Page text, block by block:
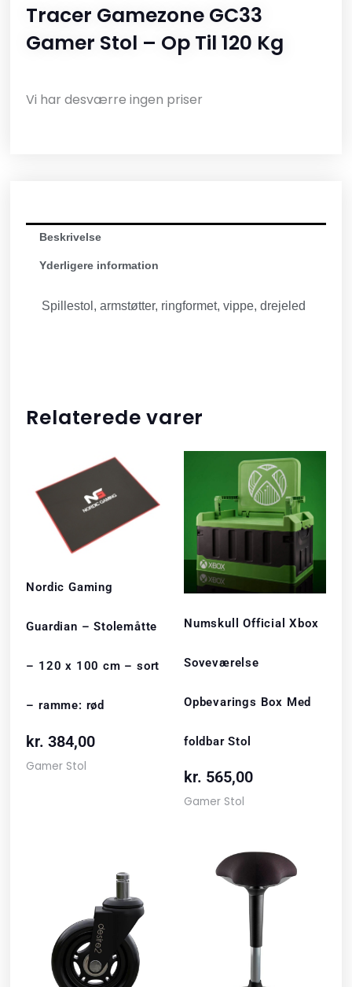
Tracer Gamezone GC33
Gamer Stol – Op Til 120 Kg
Vi har desværre ingen priser
Beskrivelse
Yderligere information
Spillestol, armstøtter, ringformet, vippe, drejeled
Relaterede varer
Nordic Gaming
Guardian – Stolemåtte
– 120 x 100 cm – sort
– ramme: rød
kr. 384,00
Gamer Stol
Numskull Official Xbox
Soveværelse
Opbevarings Box Med
foldbar Stol
kr. 565,00
Gamer Stol